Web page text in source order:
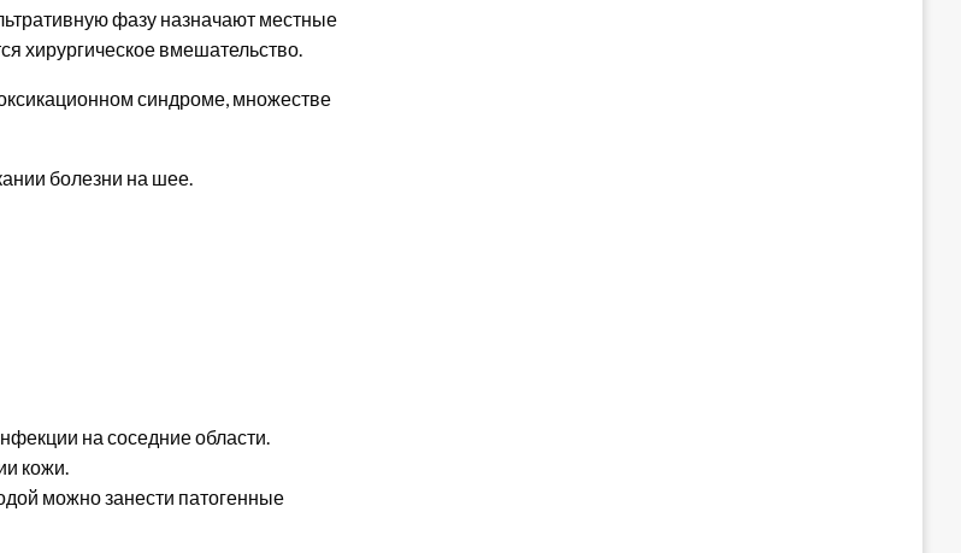
фазу назначают местные
хирургическое вмешательство.
синдроме, множестве
болезни на шее.
на соседние области.
кожи.
можно занести патогенные